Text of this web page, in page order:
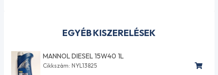
EGYÉB KISZERELÉSEK
MANNOL DIESEL 15W40 1L
Cikkszám: NYL13825